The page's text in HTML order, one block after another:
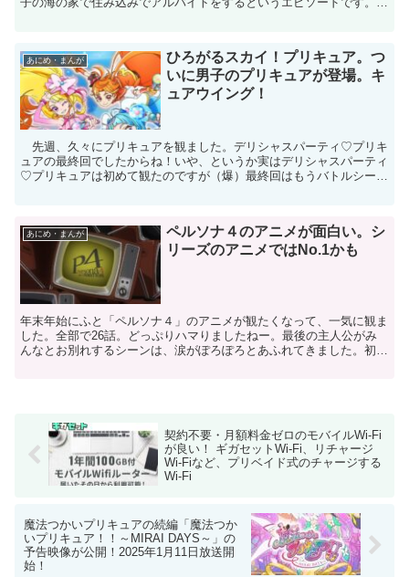
あにめ・まんが
ひろがるスカイ！プリキュア。つ
いに男子のプリキュアが登場。キ
ュアウイング！
先週、久々にプリキュアを観ました。デリシャスパーティ♡プリキ
ュアの最終回でしたからね！いや、というか実はデリシャスパーティ
♡プリキュアは初めて観たのですが（爆）最終回はもうバトルシーン
あにめ・まんが
ペルソナ４のアニメが面白い。シ
リーズのアニメではNo.1かも
年末年始にふと「ペルソナ４」のアニメが観たくなって、一気に観ま
した。全部で26話。どっぷりハマりましたねー。最後の主人公がみ
んなとお別れするシーンは、涙がぽろぽろとあふれてきました。初め
契約不要・月額料金ゼロのモバイルWi-Fi
が良い！ ギガセットWi-Fi、リチャージ
Wi-Fiなど、プリベイド式のチャージする
Wi-Fi
魔法つかいプリキュアの続編「魔法つか
いプリキュア！！～MIRAI DAYS～」の
予告映像が公開！2025年1月11日放送開
始！